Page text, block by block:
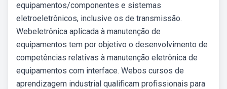
equipamentos/componentes e sistemas
eletroeletrônicos, inclusive os de transmissão.
Webeletrônica aplicada à manutenção de
equipamentos tem por objetivo o desenvolvimento de
competências relativas à manutenção eletrônica de
equipamentos com interface. Webos cursos de
aprendizagem industrial qualificam profissionais para